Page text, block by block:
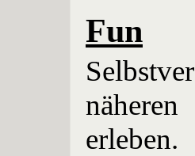
Fun
erleben.